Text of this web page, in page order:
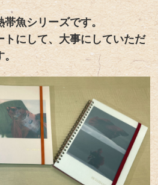
帯魚シリーズです。
トにして、大事にしていただ
。